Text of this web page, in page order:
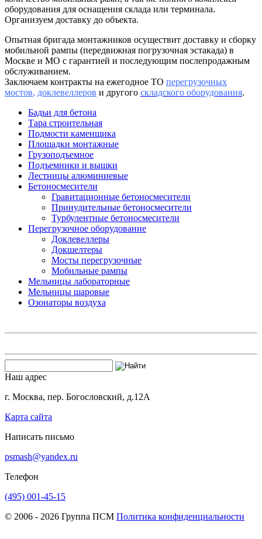
оборудования для оснащения склада или терминала.
Организуем доставку до объекта.
Опытная бригада монтажников осуществит доставку и сборку
мобильной рампы (передвижная погрузочная эстакада) в
Москве и МО с гарантией и последующим послепродажным
обслуживанием.
Заключаем контракты на ежегодное ТО перегрузочных
мостов, доклевеллеров и другого складского оборудования.
Бадьи для бетона
Тара строительная
Подмости каменщика
Площадки монтажные
Грузоподъемное
Подъемники и вышки
Лестницы алюминиевые
Бетоносмесители
Гравитационные бетоносмесители
Принудительные бетоносмесители
Турбулентные бетоносмесители
Перегрузочное оборудование
Доклевеллеры
Докшелтеры
Мосты перегрузочные
Мобильные рампы
Мельницы лабораторные
Мельницы шаровые
Озонаторы воздуха
Наш адрес
г. Москва, пер. Богословский, д.12А
Карта сайта
Написать письмо
psmash@yandex.ru
Телефон
(495) 001-45-15
© 2006 - 2026 Группа ПСМ Политика конфиденциальности